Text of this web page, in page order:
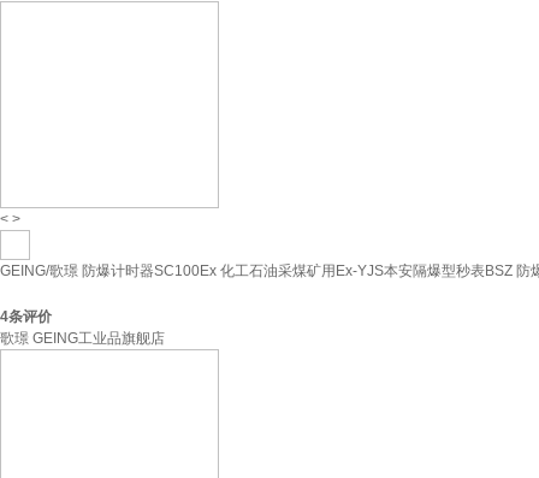
< >
GEING/歌璟 防爆计时器SC100Ex 化工石油采煤矿用Ex-YJS本安隔爆型秒表BSZ 防
4条评价
歌璟 GEING工业品旗舰店